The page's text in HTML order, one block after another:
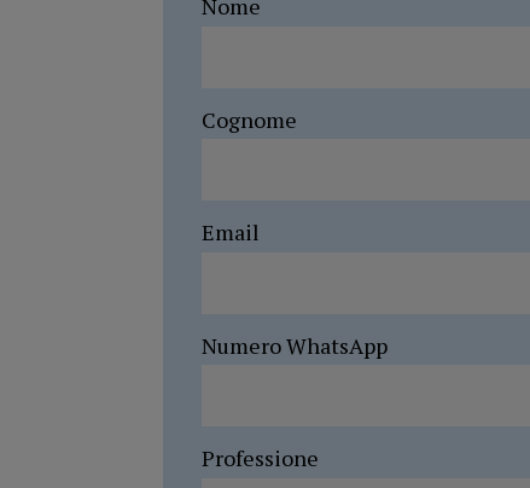
Nome
Cognome
Email
Numero WhatsApp
Professione